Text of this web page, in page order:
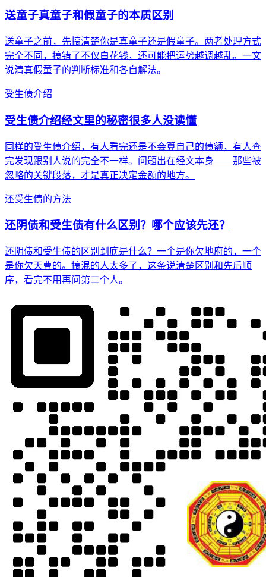
送童子真童子和假童子的本质区别
送童子之前，先搞清楚你是真童子还是假童子。两者处理方式
完全不同，搞错了不仅白花钱，还可能把运势越调越乱。一文
说清真假童子的判断标准和各自解法。
受生债介绍
受生债介绍经文里的秘密很多人没读懂
同样的受生债介绍，有人看完还是不会算自己的债额，有人查
完发现跟别人说的完全不一样。问题出在经文本身——那些被
忽略的关键段落，才是真正决定金额的地方。
还受生债的方法
还阴债和受生债有什么区别？哪个应该先还？
还阴债和受生债的区别到底是什么？一个是你欠地府的，一个
是你欠天曹的。搞混的人太多了，这条说清楚区别和先后顺
序，看完不用再问第二个人。